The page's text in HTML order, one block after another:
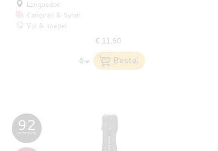
Languedoc
Carignan
Syrah
Vol & soepel
€ 11,50
92
PETIT CLOS